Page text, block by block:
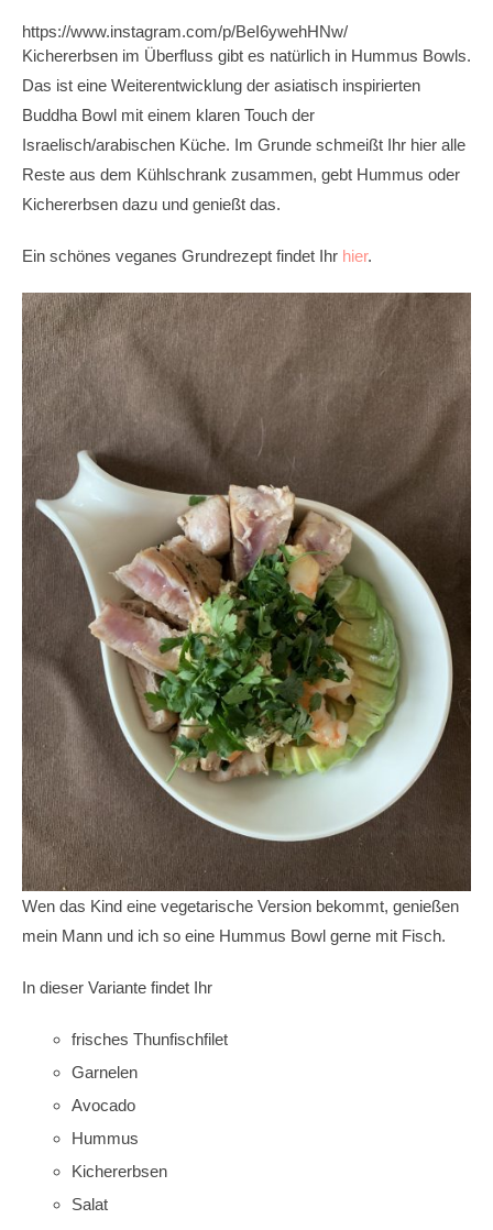
https://www.instagram.com/p/BeI6ywehHNw/
Kichererbsen im Überfluss gibt es natürlich in Hummus Bowls.
Das ist eine Weiterentwicklung der asiatisch inspirierten
Buddha Bowl mit einem klaren Touch der
Israelisch/arabischen Küche. Im Grunde schmeißt Ihr hier alle
Reste aus dem Kühlschrank zusammen, gebt Hummus oder
Kichererbsen dazu und genießt das.
Ein schönes veganes Grundrezept findet Ihr hier.
Wen das Kind eine vegetarische Version bekommt, genießen
mein Mann und ich so eine Hummus Bowl gerne mit Fisch.
In dieser Variante findet Ihr
frisches Thunfischfilet
Garnelen
Avocado
Hummus
Kichererbsen
Salat